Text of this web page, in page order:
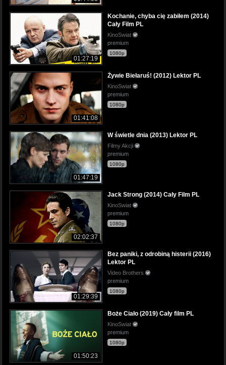
01:27:19
Kochanie, chyba cię zabiłem (2014)
Cały Film PL
KinoSwiat
premium
1080p
01:41:08
Żywie Biełaruś! (2012) Lektor PL
KinoSwiat
premium
1080p
01:47:19
W świetle dnia (2013) Lektor PL
Filmy Akcji
premium
1080p
02:02:37
Jack Strong (2014) Cały Film PL
KinoSwiat
premium
1080p
01:29:39
Bez paniki, z odrobiną histerii (2016)
Lektor PL
Video Brothers
premium
1080p
01:50:23
Boże Ciało (2019) Cały film PL
KinoSwiat
premium
1080p